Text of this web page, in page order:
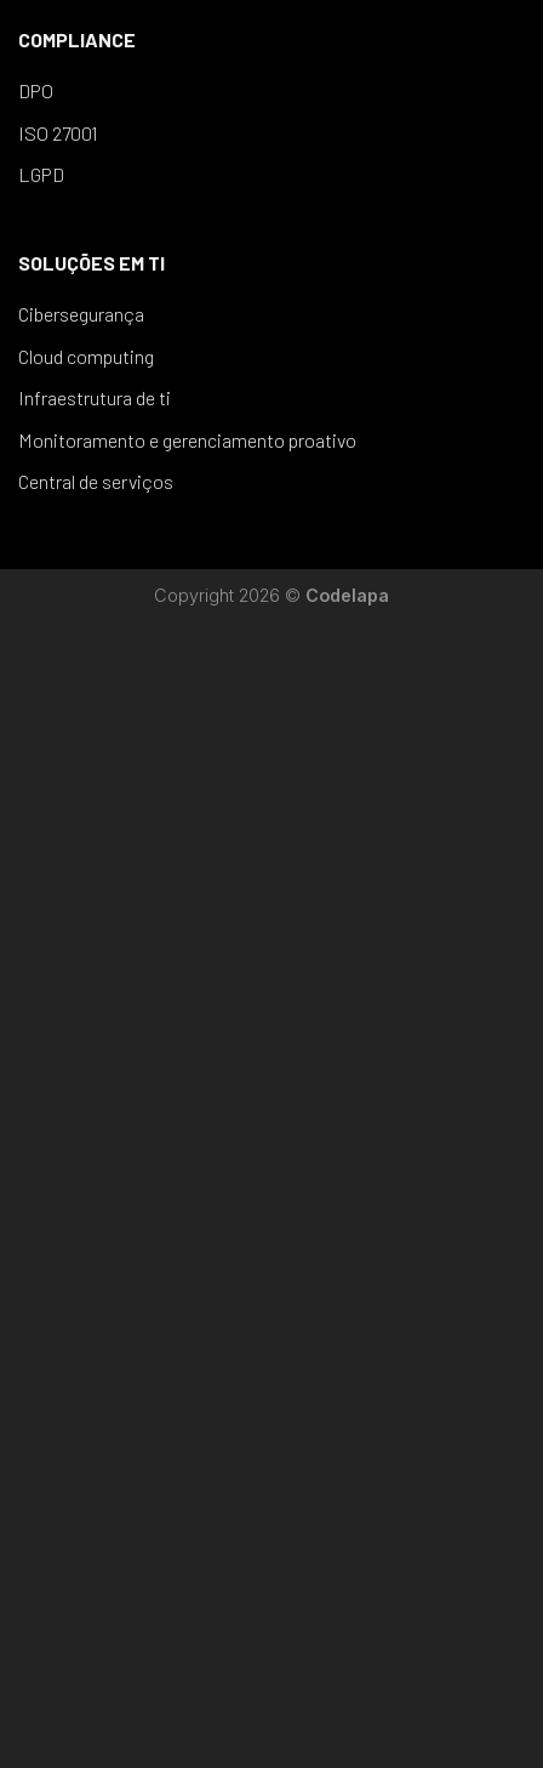
COMPLIANCE
DPO
ISO 27001
LGPD
SOLUÇÕES EM TI
Cibersegurança
Cloud computing
Infraestrutura de ti
Monitoramento e gerenciamento proativo
Central de serviços
Copyright 2026 © Codelapa